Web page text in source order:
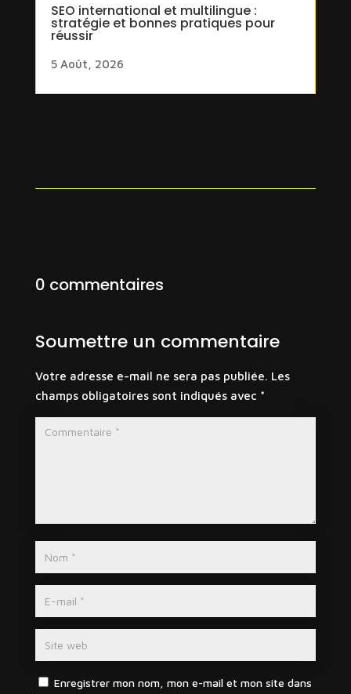
SEO international et multilingue :
stratégie et bonnes pratiques pour
réussir
5 Août, 2026
0 commentaires
Soumettre un commentaire
Votre adresse e-mail ne sera pas publiée. Les
champs obligatoires sont indiqués avec *
Enregistrer mon nom, mon e-mail et mon site dans